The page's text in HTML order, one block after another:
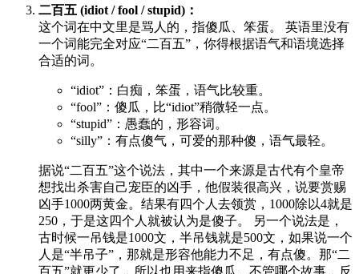
二百五 (idiot / fool / stupid)：
这个词在中文里是骂人的，指傻瓜、笨蛋。 英语里没有
一个词能完全对应“二百五”，你得根据语气和语境选择
合适的词。
“idiot”：白痴，笨蛋，语气比较重。
“fool”：傻瓜，比“idiot”稍微轻一点。
“stupid”：愚蠢的，形容词。
“silly”：有点傻气，可爱的那种傻，语气最轻。
据说“二百五”这个说法，其中一个来源是古代有个皇帝
想找出杀害自己宠臣的凶手，他假装很高兴，说要赏赐
凶手1000两黄金。结果有四个人去领赏，1000除以4就是
250，于是这四个人就被认为是傻子。 另一个说法是，
古时候一吊钱是1000文，半吊钱就是500文，如果说一个
人是“半吊子”，那就是形容他能力不足，有点傻。那“二